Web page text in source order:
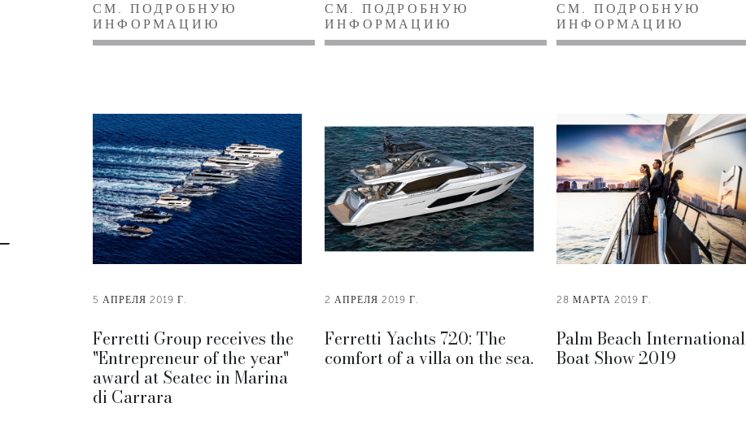
СМ. ПОДРОБНУЮ
ИНФОРМАЦИЮ
СМ. ПОДРОБНУЮ
ИНФОРМАЦИЮ
СМ. ПОДРОБНУЮ
ИНФОРМАЦИЮ
5 АПРЕЛЯ 2019 Г.
Ferretti Group receives the
"Entrepreneur of the year"
award at Seatec in Marina
di Carrara
2 АПРЕЛЯ 2019 Г.
Ferretti Yachts 720: The
comfort of a villa on the sea.
28 МАРТА 2019 Г.
Palm Beach International
Boat Show 2019